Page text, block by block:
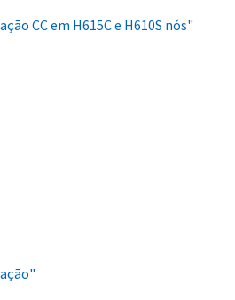
CC em H615C e H610S nós"